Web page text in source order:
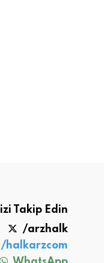
Takip Edin
/arzhalk
/halkarzcom